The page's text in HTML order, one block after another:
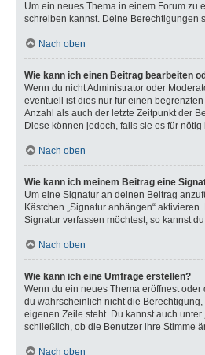
Um ein neues Thema in einem Forum zu
schreiben kannst. Deine Berechtigungen
Nach oben
Wie kann ich einen Beitrag bearbeiten
Wenn du nicht Administrator oder
eventuell ist dies nur für einen
Anzahl als auch der letzte Zeitpunkt der
Diese können jedoch, falls sie es für
Nach oben
Wie kann ich meinem Beitrag eine
Um eine Signatur an deinen Beitrag
Kästchen „Signatur anhängen“
Signatur verfassen möchtest, so kannst
Nach oben
Wie kann ich eine Umfrage erstellen?
Wenn du ein neues Thema eröffnest
du wahrscheinlich nicht die
eigenen Zeile steht. Du kannst auch
schließlich, ob die Benutzer ihre Stimme
Nach oben